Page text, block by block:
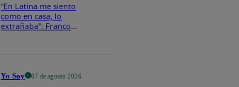
"En Latina me siento
como en casa, lo
extrañaba": Franco
Yo Soy 07 de agosto 2026